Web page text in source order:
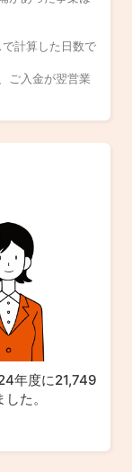
計算した日数で
ご入金が翌営業
年度に21,749
た。